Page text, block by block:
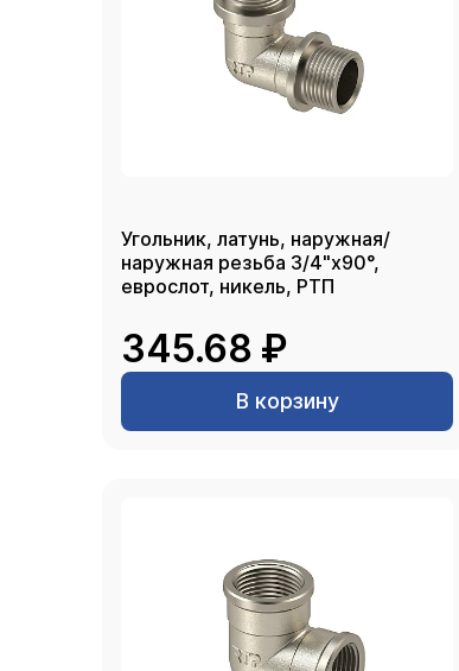
Угольник, латунь, наружная/
наружная резьба 3/4"х90°,
еврослот, никель, РТП
345.68 ₽
В корзину